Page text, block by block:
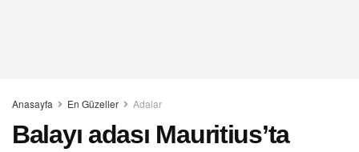
Anasayfa En Güzeller Adalar
Balayı adası Mauritius’ta